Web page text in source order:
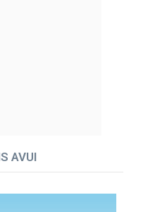
AVUI